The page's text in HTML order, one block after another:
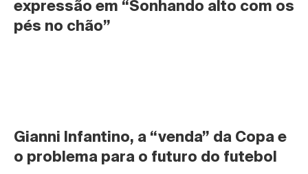
expressão em “Sonhando alto com os
pés no chão”
Gianni Infantino, a “venda” da Copa e
o problema para o futuro do futebol